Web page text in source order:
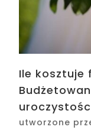
Ile kosztuje
utworzone